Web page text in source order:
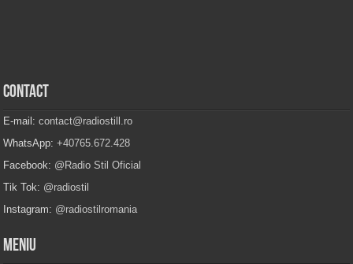
Contact
E-mail:contact@radiostill.ro
WhatsApp:+40765.672.428
Facebook: @Radio Stil Oficial
Tik Tok: @radiostil
Instagram: @radiostilromania
Meniu